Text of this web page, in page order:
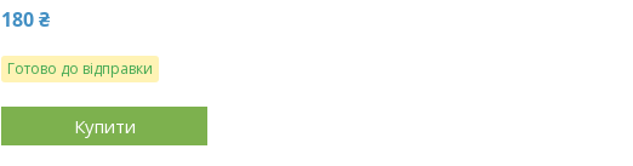
180 ₴
Готово до відправки
Купити